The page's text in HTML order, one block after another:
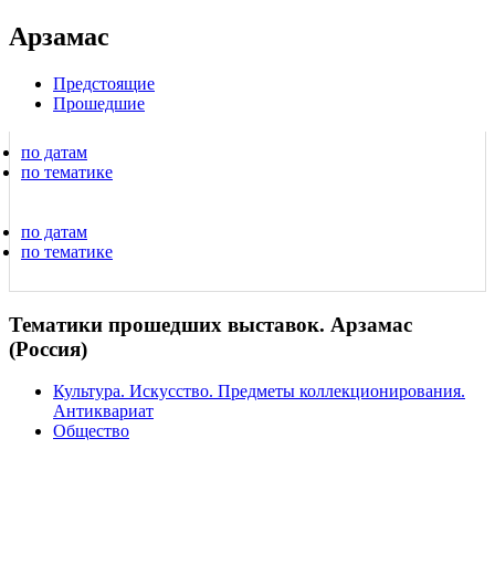
Арзамас
Предстоящие
Прошедшие
по датам
по тематике
по датам
по тематике
Тематики прошедших выставок. Арзамас
(Россия)
Культура. Искусство. Предметы коллекционирования.
Антиквариат
Общество